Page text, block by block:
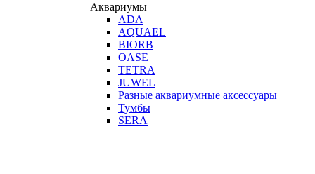
Аквариумы
ADA
AQUAEL
BIORB
OASE
TETRA
JUWEL
Разные аквариумные аксессуары
Тумбы
SERA